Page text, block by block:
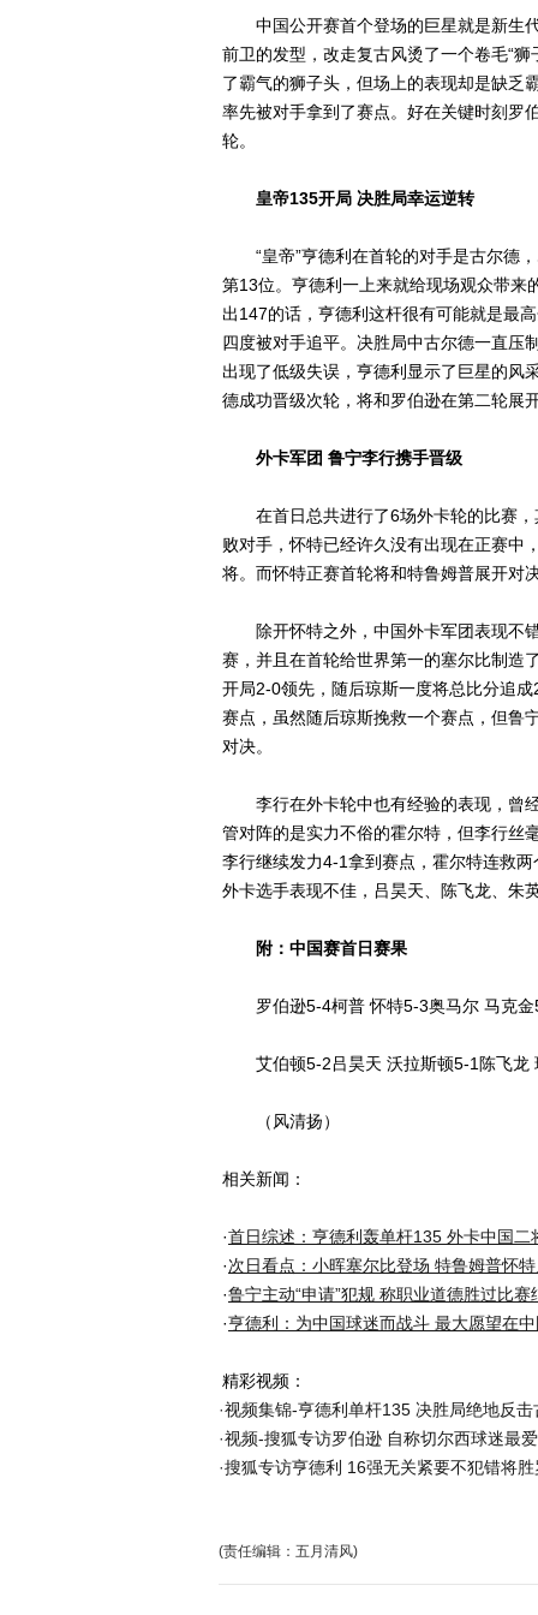
中国公开赛首个登场的巨星就是新生代
前卫的发型，改走复古风烫了一个卷毛“
了霸气的狮子头，但场上的表现却是缺乏
率先被对手拿到了赛点。好在关键时刻罗
轮。
皇帝135开局 决胜局幸运逆转
“皇帝”亨德利在首轮的对手是古尔德，
第13位。亨德利一上来就给现场观众带来
出147的话，亨德利这杆很有可能就是最
四度被对手追平。决胜局中古尔德一直压
出现了低级失误，亨德利显示了巨星的风
德成功晋级次轮，将和罗伯逊在第二轮展
外卡军团 鲁宁李行携手晋级
在首日总共进行了6场外卡轮的比赛，
败对手，怀特已经许久没有出现在正赛中
将。而怀特正赛首轮将和特鲁姆普展开对
除开怀特之外，中国外卡军团表现不错
赛，并且在首轮给世界第一的塞尔比制造
开局2-0领先，随后琼斯一度将总比分追
赛点，虽然随后琼斯挽救一个赛点，但鲁
对决。
李行在外卡轮中也有经验的表现，曾经
管对阵的是实力不俗的霍尔特，但李行丝
李行继续发力4-1拿到赛点，霍尔特连救
外卡选手表现不佳，吕昊天、陈飞龙、朱
附：中国赛首日赛果
罗伯逊5-4柯普 怀特5-3奥马尔 马克金
艾伯顿5-2吕昊天 沃拉斯顿5-1陈飞龙
（风清扬）
相关新闻：
·首日综述：亨德利轰单杆135 外卡中国二
·次日看点：小晖塞尔比登场 特鲁姆普怀
·鲁宁主动“申请”犯规 称职业道德胜过比赛
·亨德利：为中国球迷而战斗 最大愿望在
精彩视频：
·视频集锦-亨德利单杆135 决胜局绝地反击
·视频-搜狐专访罗伯逊 自称切尔西球迷最
·搜狐专访亨德利 16强无关紧要不犯错将
(责任编辑：五月清风)